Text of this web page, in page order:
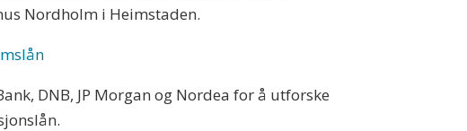
Nordholm i Heimstaden.
DNB, JP Morgan og Nordea for å utforske